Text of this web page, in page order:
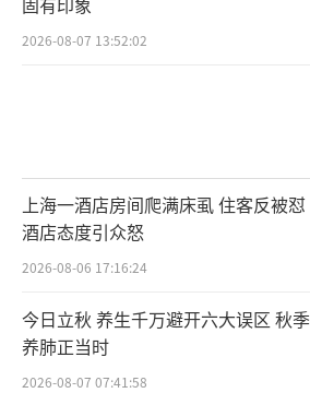
2026-08-07 13:52:02
上海一酒店房间爬满床虱 住客反被怼
酒店态度引众怒
2026-08-06 17:16:24
今日立秋 养生千万避开六大误区 秋季
养肺正当时
2026-08-07 07:41:58